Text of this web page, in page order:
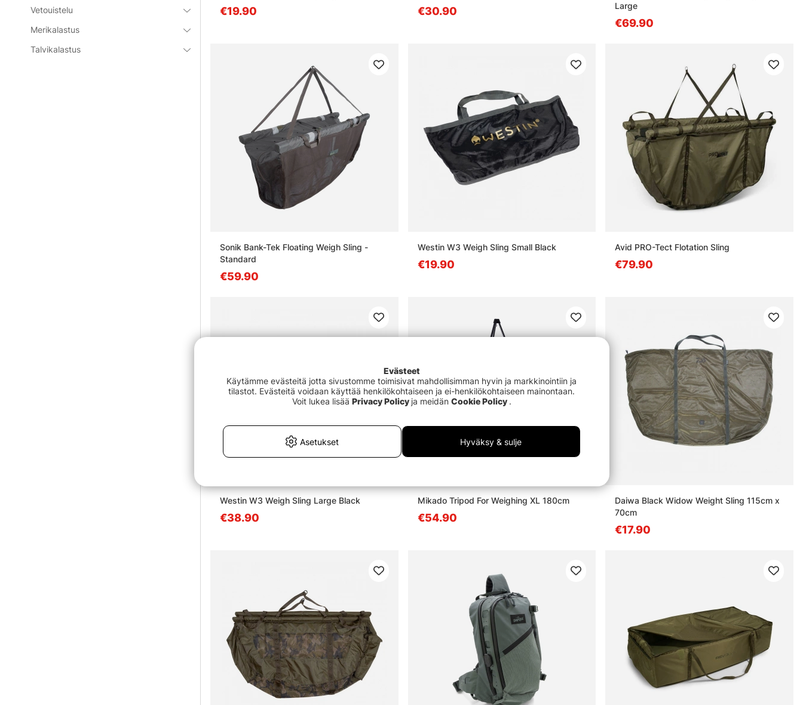
Vetouistelu
Merikalastus
Talvikalastus
€19.90 €30.90
Large
€69.90
Sonik Bank-Tek Floating Weigh Sling -
Standard
€59.90
Westin W3 Weigh Sling Small Black
€19.90
Avid PRO-Tect Flotation Sling
€79.90
Westin W3 Weigh Sling Large Black
€38.90
Mikado Tripod For Weighing XL 180cm
€54.90
Daiwa Black Widow Weight Sling 115cm x
70cm
€17.90
Evästeet
Käytämme evästeitä jotta sivustomme toimisivat mahdollisimman hyvin ja markkinointiin ja
tilastot. Evästeitä voidaan käyttää henkilökohtaiseen ja ei-henkilökohtaiseen mainontaan.
Voit lukea lisää Privacy Policy ja meidän Cookie Policy .
Asetukset Hyväksy & sulje